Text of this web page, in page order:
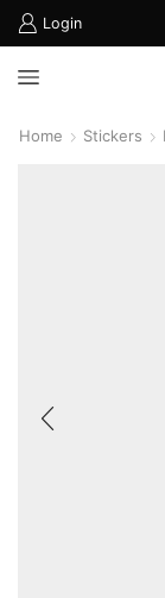
Login
Home Stickers